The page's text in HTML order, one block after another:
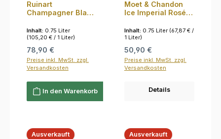
Ruinart
Champagner Blanc
Verpackung 12.5%
0,75l
Inhalt: 0.75 Liter
(105,20 € / 1 Liter)
Regulärer Preis:
78,90 €
Preise inkl. MwSt. zzgl.
Versandkosten
In den Warenkorb
Moet & Chandon
Ice Imperial Rosé
Inhalt: 0.75 Liter (67,87 € /
1 Liter)
Regulärer Preis:
50,90 €
Preise inkl. MwSt. zzgl.
Versandkosten
Details
Ausverkauft Ausverkauft